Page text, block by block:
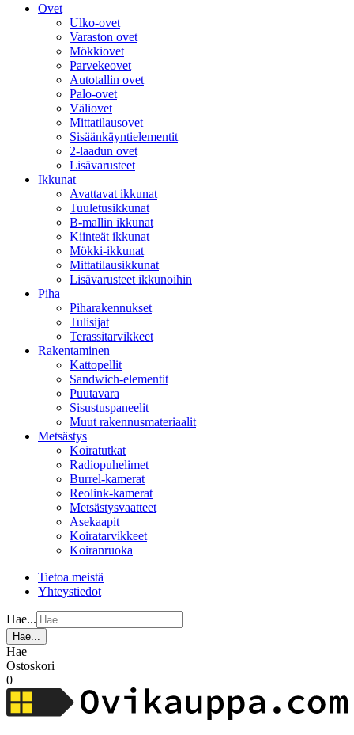
Ovet
Ulko-ovet
Varaston ovet
Mökkiovet
Parvekeovet
Autotallin ovet
Palo-ovet
Väliovet
Mittatilausovet
Sisäänkäyntielementit
2-laadun ovet
Lisävarusteet
Ikkunat
Avattavat ikkunat
Tuuletusikkunat
B-mallin ikkunat
Kiinteät ikkunat
Mökki-ikkunat
Mittatilausikkunat
Lisävarusteet ikkunoihin
Piha
Piharakennukset
Tulisijat
Terassitarvikkeet
Rakentaminen
Kattopellit
Sandwich-elementit
Puutavara
Sisustuspaneelit
Muut rakennusmateriaalit
Metsästys
Koiratutkat
Radiopuhelimet
Burrel-kamerat
Reolink-kamerat
Metsästysvaatteet
Asekaapit
Koiratarvikkeet
Koiranruoka
Tietoa meistä
Yhteystiedot
Hae...
Hae...
Hae
Ostoskori
0